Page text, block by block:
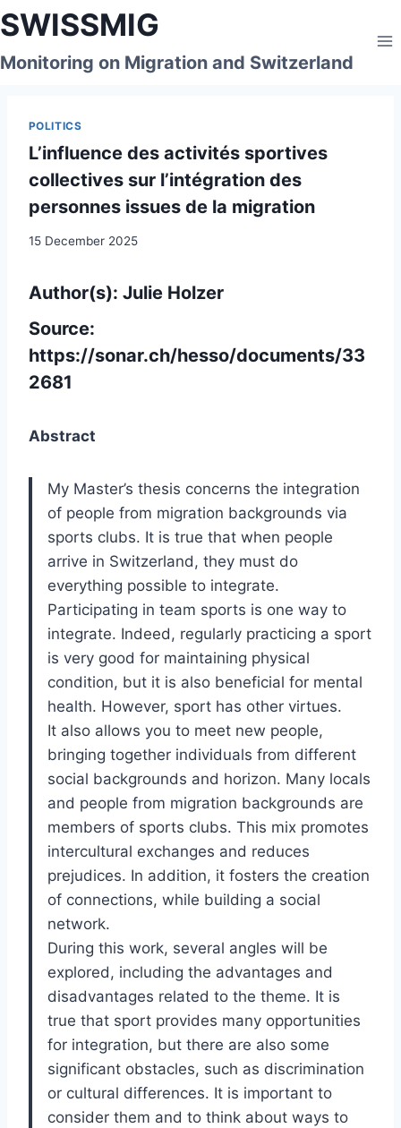
Skip
to
content
SWISSMIG
Monitoring on Migration and Switzerland
POLITICS
L’influence des activités sportives
collectives sur l’intégration des
personnes issues de la migration
15 December 2025
Author(s): Julie Holzer
Source:
https://sonar.ch/hesso/documents/33
2681
Abstract
My Master’s thesis concerns the integration
of people from migration backgrounds via
sports clubs. It is true that when people
arrive in Switzerland, they must do
everything possible to integrate.
Participating in team sports is one way to
integrate. Indeed, regularly practicing a sport
is very good for maintaining physical
condition, but it is also beneficial for mental
health. However, sport has other virtues.
It also allows you to meet new people,
bringing together individuals from different
social backgrounds and horizon. Many locals
and people from migration backgrounds are
members of sports clubs. This mix promotes
intercultural exchanges and reduces
prejudices. In addition, it fosters the creation
of connections, while building a social
network.
During this work, several angles will be
explored, including the advantages and
disadvantages related to the theme. It is
true that sport provides many opportunities
for integration, but there are also some
significant obstacles, such as discrimination
or cultural differences. It is important to
consider them and to think about ways to